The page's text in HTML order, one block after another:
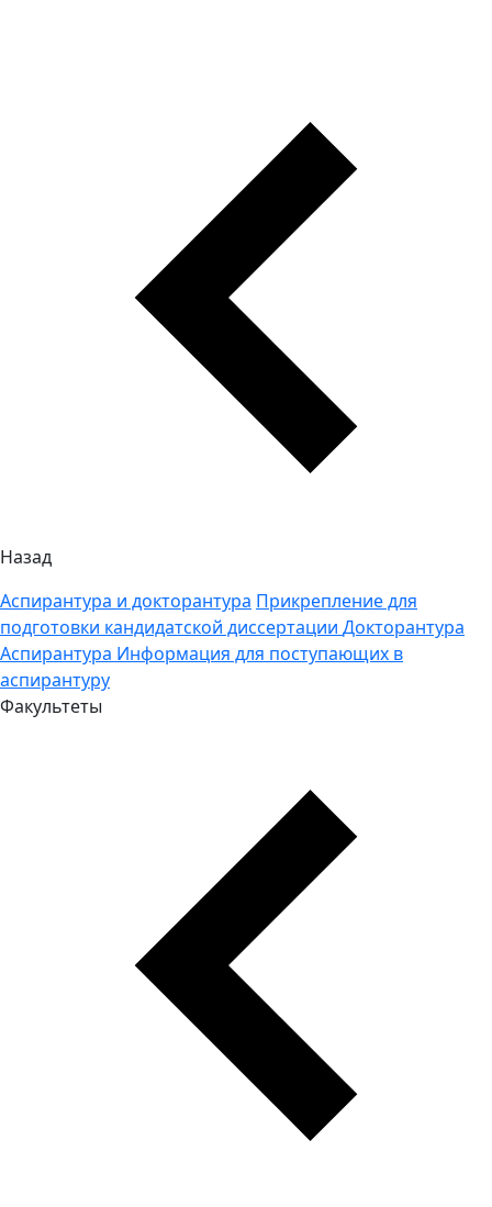
Назад
Аспирантура и докторантура Прикрепление для
подготовки кандидатской диссертации Докторантура
Аспирантура Информация для поступающих в
аспирантуру
Факультеты